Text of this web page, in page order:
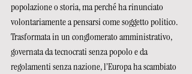
popolazione o storia, ma perché ha rinunciato
volontariamente a pensarsi come soggetto politico.
Trasformata in un conglomerato amministrativo,
governata da tecnocrati senza popolo e da
regolamenti senza nazione, l’Europa ha scambiato